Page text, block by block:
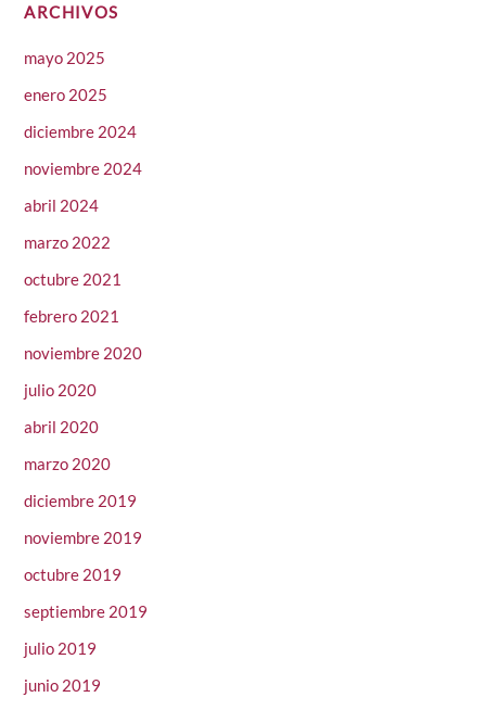
ARCHIVOS
mayo 2025
enero 2025
diciembre 2024
noviembre 2024
abril 2024
marzo 2022
octubre 2021
febrero 2021
noviembre 2020
julio 2020
abril 2020
marzo 2020
diciembre 2019
noviembre 2019
octubre 2019
septiembre 2019
julio 2019
junio 2019